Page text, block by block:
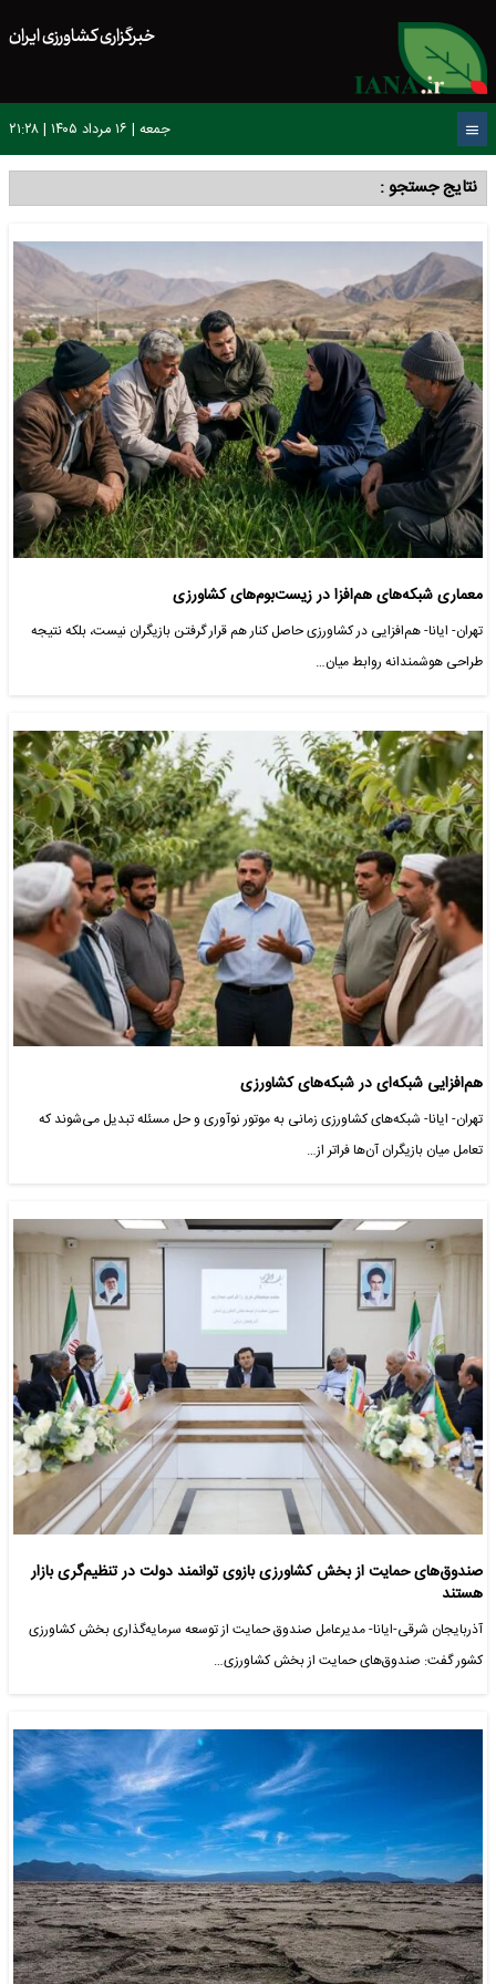
خبرگزاری کشاورزی ایران
جمعه | ۱۶ مرداد ۱۴۰۵ | ۲۱:۲۸
نتایج جستجو :
معماری شبکه‌های هم‌افزا در زیست‌بوم‌های کشاورزی
تهران- ایانا- هم‌افزایی در کشاورزی حاصل کنار هم قرار گرفتن بازیگران نیست، بلکه نتیجه
طراحی هوشمندانه روابط میان…
هم‌افزایی شبکه‌ای در شبکه‌های کشاورزی
تهران- ایانا- شبکه‌های کشاورزی زمانی به موتور نوآوری و حل مسئله تبدیل می‌شوند که
تعامل میان بازیگران آن‌ها فراتر از…
صندوق‌های حمایت از بخش کشاورزی بازوی توانمند دولت در تنظیم‌گری بازار
هستند
آذربایجان شرقی-ایانا- مدیرعامل صندوق حمایت از توسعه سرمایه‌گذاری بخش کشاورزی
کشور گفت: صندوق‌های حمایت از بخش کشاورزی…